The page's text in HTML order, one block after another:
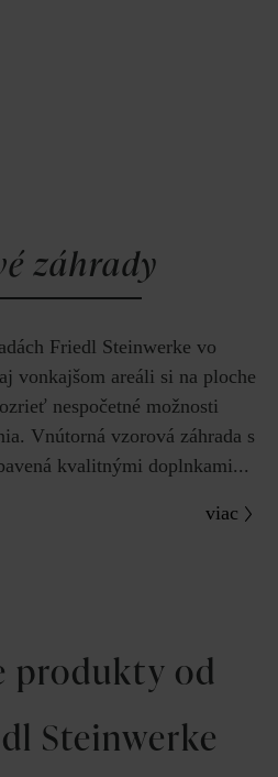
záhrady
Friedl Steinwerke vo
vonkajšom areáli si na ploche
nespočetné možnosti
Vnútorná vzorová záhrada s
kvalitnými doplnkami...
viac
produkty od
Steinwerke